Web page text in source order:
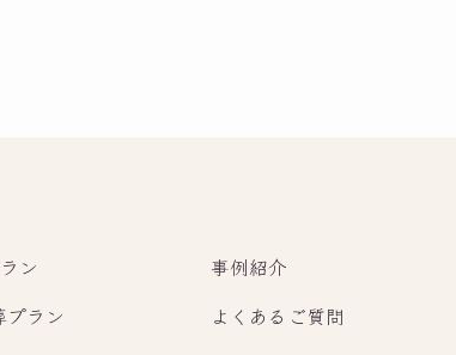
ン
プラン
事例紹介
よくあるご質問